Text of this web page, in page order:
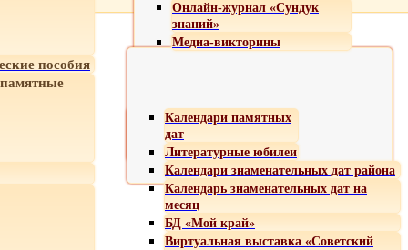
Онлайн-журнал «Сундук
знаний»
Медиа-викторины
пособия
Календари памятных
дат
Литературные юбилеи
Календари знаменательных дат района
Календарь знаменательных дат на
месяц
БД «Мой край»
Виртуальная выставка «Советский